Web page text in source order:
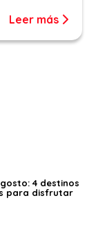
Leer más
4 destinos
para disfrutar